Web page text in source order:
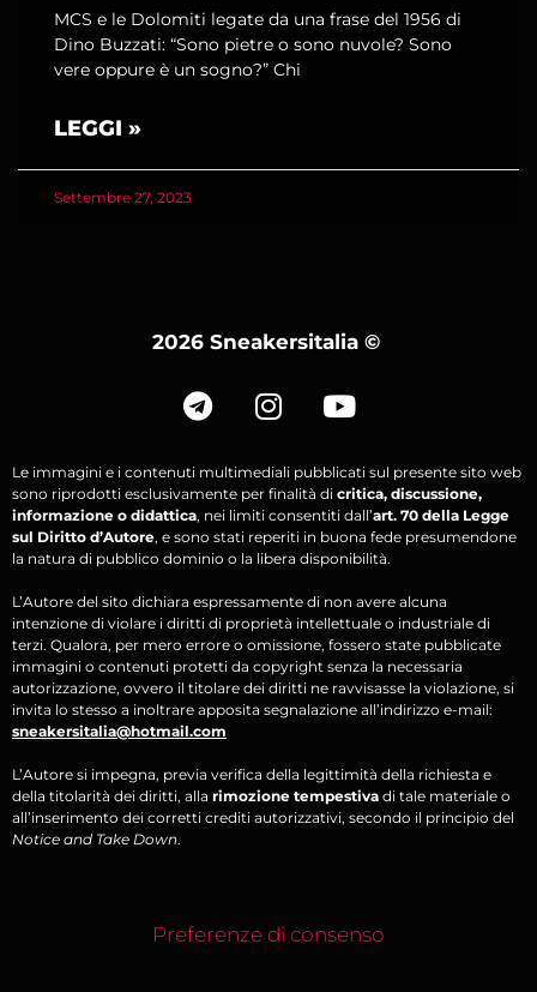
MCS e le Dolomiti legate da una frase del 1956 di
Dino Buzzati: “Sono pietre o sono nuvole? Sono
vere oppure è un sogno?” Chi
LEGGI »
Settembre 27, 2023
2026 Sneakersitalia ©
Le immagini e i contenuti multimediali pubblicati sul presente sito web
sono riprodotti esclusivamente per finalità di critica, discussione,
informazione o didattica, nei limiti consentiti dall’art. 70 della Legge
sul Diritto d’Autore, e sono stati reperiti in buona fede presumendone
la natura di pubblico dominio o la libera disponibilità.
L’Autore del sito dichiara espressamente di non avere alcuna
intenzione di violare i diritti di proprietà intellettuale o industriale di
terzi. Qualora, per mero errore o omissione, fossero state pubblicate
immagini o contenuti protetti da copyright senza la necessaria
autorizzazione, ovvero il titolare dei diritti ne ravvisasse la violazione, si
invita lo stesso a inoltrare apposita segnalazione all’indirizzo e-mail:
sneakersitalia@hotmail.com
L’Autore si impegna, previa verifica della legittimità della richiesta e
della titolarità dei diritti, alla rimozione tempestiva di tale materiale o
all’inserimento dei corretti crediti autorizzativi, secondo il principio del
Notice and Take Down.
Preferenze di consenso